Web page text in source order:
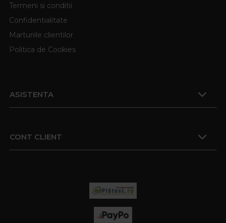
Termeni si conditii
Confidentialitate
Marturiile clientilor
Politica de Cookies
ASISTENTA
CONT CLIENT